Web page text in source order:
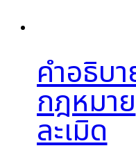
คำอธิบ
กฎหมาย
ละเมิด